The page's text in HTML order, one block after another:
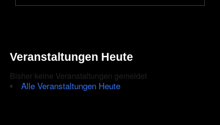
im
Berlin
–
Blues
Veranstaltungen Heute
Bisher keine Veranstaltungen gemeldet
Alle Veranstaltungen Heute